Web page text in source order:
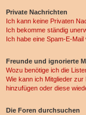
Private Nachrichten
Ich kann keine Privaten
Ich bekomme ständig
Ich habe eine Spam-E-
Freunde und ignorierte
Wozu benötige ich die
Wie kann ich Mitglieder
hinzufügen oder diese
Die Foren durchsuchen